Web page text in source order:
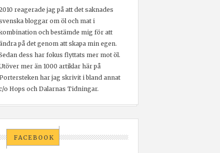
reagerade jag på att det saknades
bloggar om öl och mat i
och bestämde mig för att
på det genom att skapa min egen.
dess har fokus flyttats mer mot öl.
mer än 1000 artiklar här på
har jag skrivit i bland annat
o Hops och Dalarnas Tidningar.
FACEBOOK